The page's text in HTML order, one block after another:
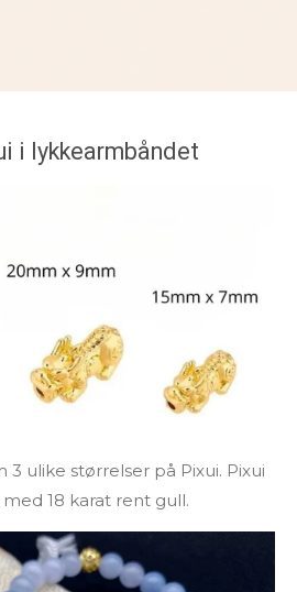
i lykkearmbåndet
ulike størrelser på Pixui. Pixui
18 karat rent gull.